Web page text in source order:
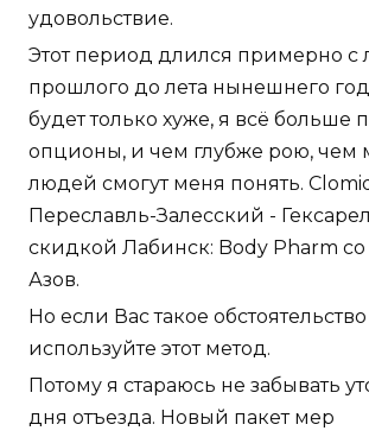
удовольствие.
Этот период длился примерно с
прошлого до лета нынешнего
будет только хуже, я всё больше
опционы, и чем глубже рою, чем
людей смогут меня понять.
Переславль-Залесский -
скидкой Лабинск: Body Pharm
Азов.
Но если Вас такое
используйте этот метод.
Потому я стараюсь не забывать
дня отъезда. Новый пакет мер